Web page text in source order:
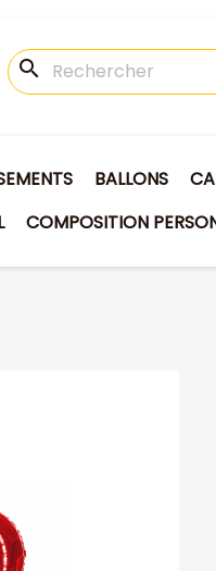
search
BALLONS
COMPOSITION